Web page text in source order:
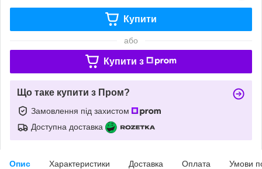
Купити
або
Купити з
Що таке купити з Пром?
Замовлення під захистом
Доступна доставка
Опис Характеристики Доставка Оплата Умови